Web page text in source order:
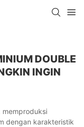
DOUBLE
INGIN
memproduksi
dengan karakteristik